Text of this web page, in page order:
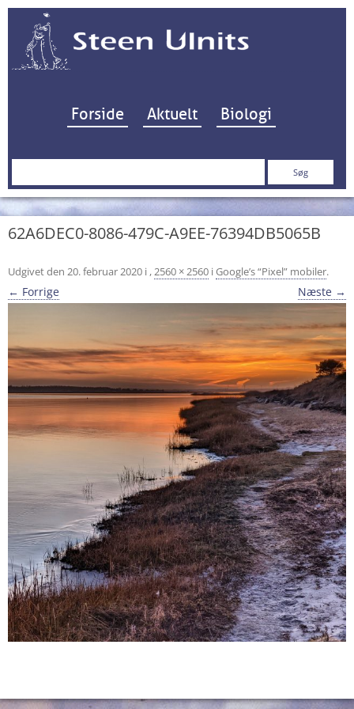
Hop til indhold
Forside Aktuelt Biologi
Søg
62A6DEC0-8086-479C-A9EE-76394DB5065B
Udgivet den 20. februar 2020 i ,2560 × 2560 iGoogle’s “Pixel” mobiler.
← Forrige Næste →